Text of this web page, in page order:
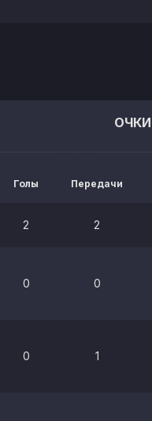
ОЧКИ
Голы Передачи
2 2
0 0
0 1